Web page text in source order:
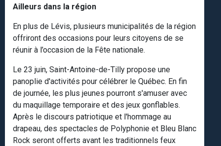
Ailleurs dans la région
En plus de Lévis, plusieurs municipalités de la région
offriront des occasions pour leurs citoyens de se
réunir à l’occasion de la Fête nationale.
Le 23 juin, Saint-Antoine-de-Tilly propose une
panoplie d'activités pour célébrer le Québec. En fin
de journée, les plus jeunes pourront s'amuser avec
du maquillage temporaire et des jeux gonflables.
Après le discours patriotique et l'hommage au
drapeau, des spectacles de Polyphonie et Bleu Blanc
Rock seront offerts avant les traditionnels feux